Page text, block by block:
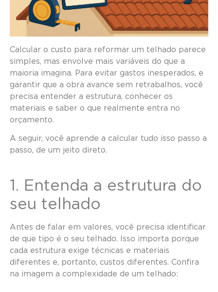
Calcular o custo para reformar um telhado parece
simples, mas envolve mais variáveis do que a
maioria imagina. Para evitar gastos inesperados, e
garantir que a obra avance sem retrabalhos, você
precisa entender a estrutura, conhecer os
materiais e saber o que realmente entra no
orçamento.
A seguir, você aprende a calcular tudo isso passo a
passo, de um jeito direto.
1. Entenda a estrutura do
seu telhado
Antes de falar em valores, você precisa identificar
de que tipo é o seu telhado. Isso importa porque
cada estrutura exige técnicas e materiais
diferentes e, portanto, custos diferentes. Confira
na imagem a complexidade de um telhado: